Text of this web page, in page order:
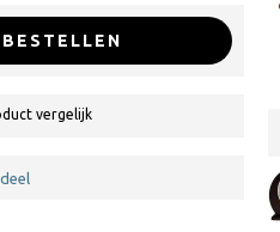
BESTELLEN
vergelijk